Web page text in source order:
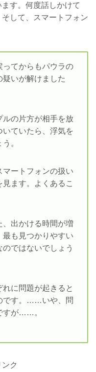
す。何度話しかけて
して、スマートフォン
ってからもパウラの
いが解けました
ルの片方が相手を放
ていたら、浮気を
。
ートフォンの扱い
ます。よくあるこ
、出かける時間が増
最も見つかりやすい
ではないでしょう
に問題が起きると
です。……いや、問
すが……。
ク